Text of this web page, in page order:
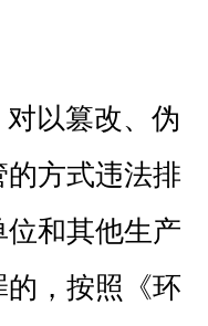
以篡改、伪
方式违法排
和其他生产
，按照《环